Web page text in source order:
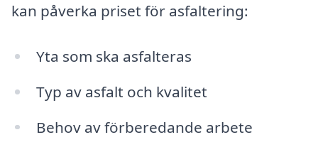
kan påverka priset för asfaltering:
Yta som ska asfalteras
Typ av asfalt och kvalitet
Behov av förberedande arbete